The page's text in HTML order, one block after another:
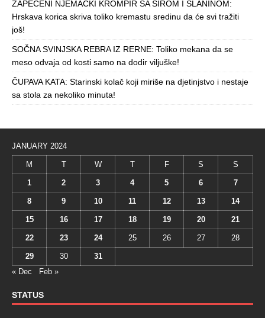
ZAPEČENI NJEMAČKI KROMPIR SA SIROM I SLANINOM:
Hrskava korica skriva toliko kremastu sredinu da će svi tražiti
još!
SOČNA SVINJSKA REBRA IZ RERNE: Toliko mekana da se
meso odvaja od kosti samo na dodir viljuške!
ČUPAVA KATA: Starinski kolač koji miriše na djetinjstvo i nestaje
sa stola za nekoliko minuta!
JANUARY 2024
M T W T F S S
1 2 3 4 5 6 7
8 9 10 11 12 13 14
15 16 17 18 19 20 21
22 23 24 25 26 27 28
29 30
31
« Dec
Feb »
STATUS